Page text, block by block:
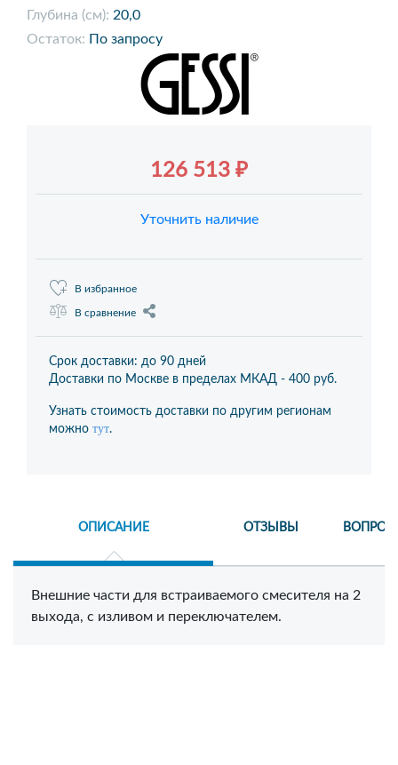
Глубина (см): 20,0
Остаток: По запросу
126 513 ₽
Уточнить наличие
В избранное
В сравнение
Срок доставки: до 90 дней
Доставки по Москве в пределах МКАД - 400 руб.
Узнать стоимость доставки по другим регионам
можно тут.
ОПИСАНИЕ ОТЗЫВЫ
Внешние части для встраиваемого смесителя на 2
выхода, с изливом и переключателем.